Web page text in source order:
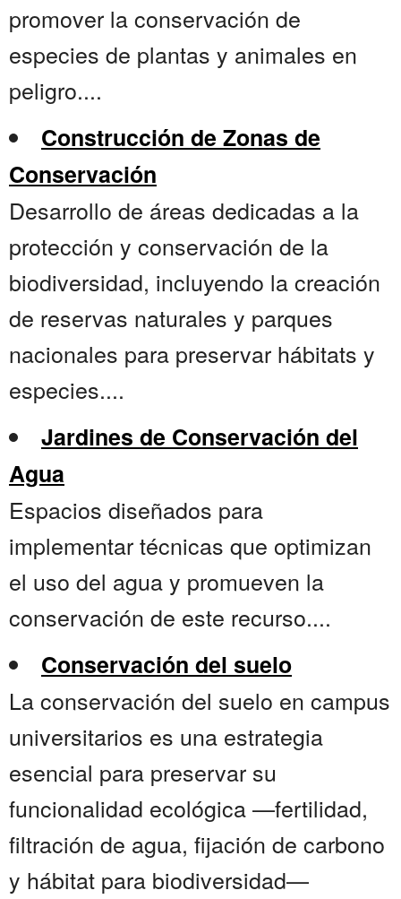
promover la conservación de
especies de plantas y animales en
peligro....
Construcción de Zonas de
Conservación
Desarrollo de áreas dedicadas a la
protección y conservación de la
biodiversidad, incluyendo la creación
de reservas naturales y parques
nacionales para preservar hábitats y
especies....
Jardines de Conservación del
Agua
Espacios diseñados para
implementar técnicas que optimizan
el uso del agua y promueven la
conservación de este recurso....
Conservación del suelo
La conservación del suelo en campus
universitarios es una estrategia
esencial para preservar su
funcionalidad ecológica —fertilidad,
filtración de agua, fijación de carbono
y hábitat para biodiversidad—